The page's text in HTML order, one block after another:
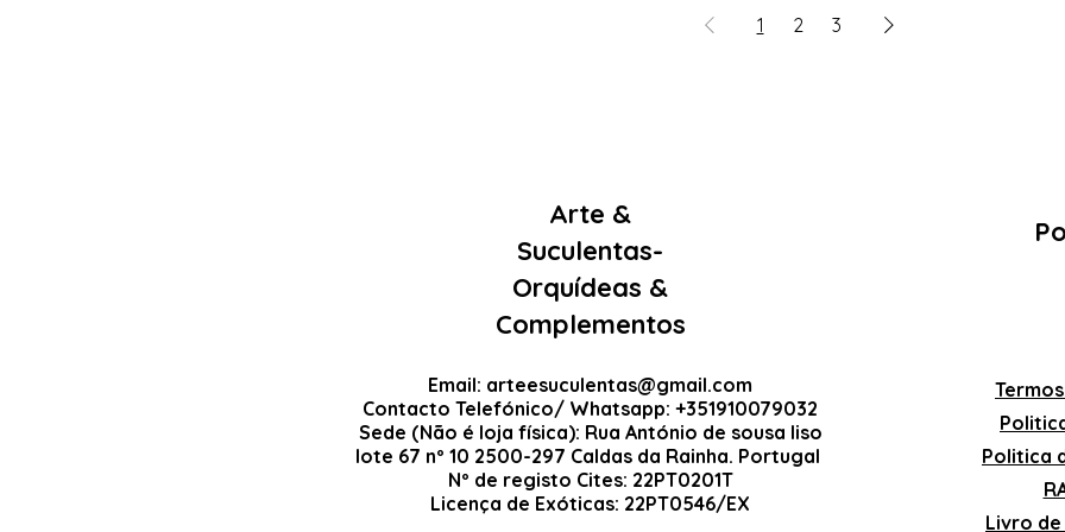
1 2 3
Arte &
Suculentas-
Orquídeas &
Complementos
Email: arteesuculentas@gmail.com
Contacto Telefónico/ Whatsapp: +351910079032
Sede (Não é loja física): Rua António de sousa liso
lote 67 nº 10 2500-297 Caldas da Rainha. Portugal
Nº de registo Cites: 22PT0201T
Licença de Exóticas: 22PT0546/EX
Politica
Livro